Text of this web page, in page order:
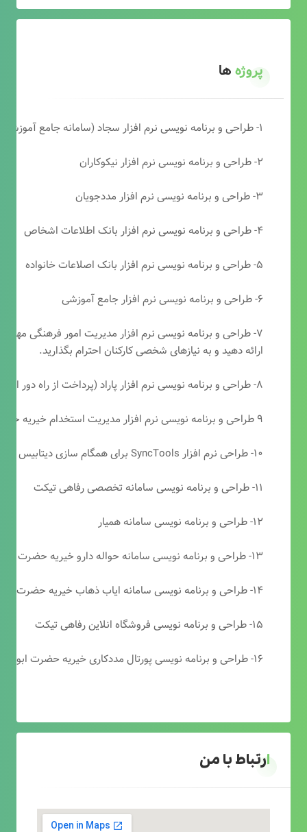
پروژهها
۱- طراحی و برنامه نویسی نرم افزار سجاد (سامانه جامع آموزشی دارالقرآن)
۲- طراحی و برنامه نویسی نرم افزار نیکوکاران
۳- طراحی و برنامه نویسی نرم افزار مددجویان
۴- طراحی و برنامه نویسی نرم افزار بانک اطلاعات اشخاص
۵- طراحی و برنامه نویسی نرم افزار بانک اصلاعات خانواده
۶- طراحی و برنامه نویسی نرم افزار جامع آموزشی
۷- طراحی و برنامه نویسی نرم افزار مدیریت امور فرهنگی
ارائه دهید و به نیازهای شخصی کارکنان احترام بگذارید.
۸- طراحی و برنامه نویسی نرم افزار پاراد (پرداخت از راه دور انجمن مددکاری امام زمان(عج))
۹ طراحی و برنامه نویسی نرم افزار مدیریت استخدام خیریه حضرت ابوالفضل (ع)
۱۰- طراحی نرم افزار SyncTools برای همگام سازی دیتابیس های SQL Server
۱۱- طراحی و برنامه نویسی سامانه تخصصی رفاهی تیکت
۱۲- طراحی و برنامه نویسی سامانه همیار
۱۳- طراحی و برنامه نویسی سامانه حواله دارو خیریه حضرت ابوالفضل (ع)
۱۴- طراحی و برنامه نویسی سامانه ایاب ذهاب خیریه حضرت ابوالفضل (ع)
۱۵- طراحی و برنامه نویسی فروشگاه انلاین رفاهی تیکت
۱۶- طراحی و برنامه نویسی پورتال مددکاری خیریه حضرت ابوالفضل (ع)
ارتباط با من